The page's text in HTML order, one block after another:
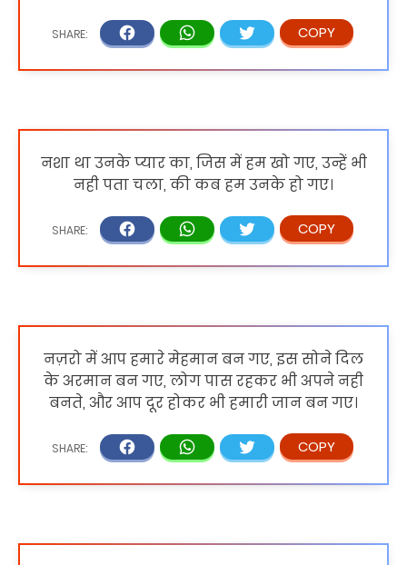
नशा था उनके प्यार का, जिस में हम खो गए, उन्हें भी
नही पता चला, की कब हम उनके हो गए।
नज़रो में आप हमारे मेहमान बन गए, इस सोने दिल
के अरमान बन गए, लोग पास रहकर भी अपने नही
बनते, और आप दूर होकर भी हमारी जान बन गए।